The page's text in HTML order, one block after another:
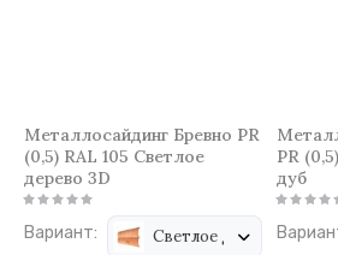
Металлосайдинг Бревно PR
(0,5) RAL 105 Светлое
дерево 3D
Вариант: Светлое дерево 3D
PR
дуб